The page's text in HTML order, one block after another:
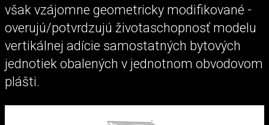
však vzájomne geometricky modifikované -
overujú/potvrdzujú životaschopnosť modelu
vertikálnej adície samostatných bytových
jednotiek obalených v jednotnom obvodovom
plášti.